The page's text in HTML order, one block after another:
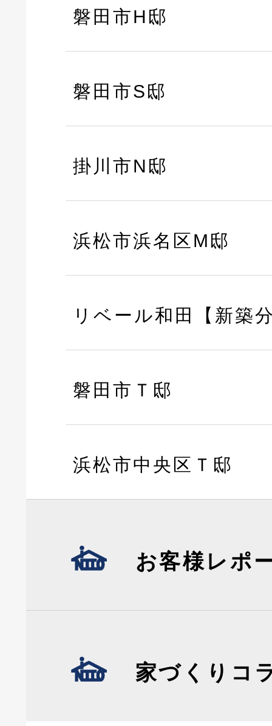
磐田市H邸
磐田市S邸
掛川市N邸
浜松市浜名区M邸
リベール和田【新築
磐田市Ｔ邸
浜松市中央区Ｔ邸
お客様レポ
家づくりコ